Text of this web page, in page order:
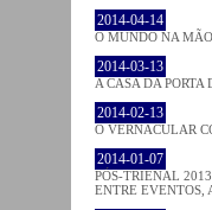
2014-04-14
O MUNDO NA MÃO
2014-03-13
A CASA DA PORTA
2014-02-13
O VERNACULAR
2014-01-07
PÓS-TRIENAL
ENTRE EVENTOS,